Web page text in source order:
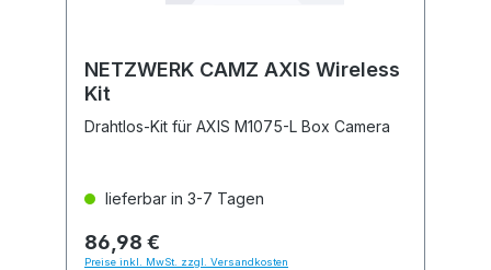
NETZWERK CAMZ AXIS Wireless
Kit
Drahtlos-Kit für AXIS M1075-L Box Camera
lieferbar in 3-7 Tagen
86,98 €
Preise inkl. MwSt. zzgl. Versandkosten